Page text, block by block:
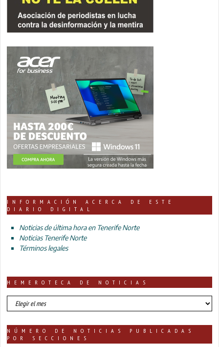
INFORMACIÓN ACERCA DE ESTE
DIARIO DIGITAL
Noticias de última hora en Tenerife Norte
Noticias Tenerife Norte
Términos legales
HEMEROTECA DE NOTICIAS
HEMEROTECA
DE
NÚMERO DE NOTICIAS PUBLICADAS
POR SECCIONES